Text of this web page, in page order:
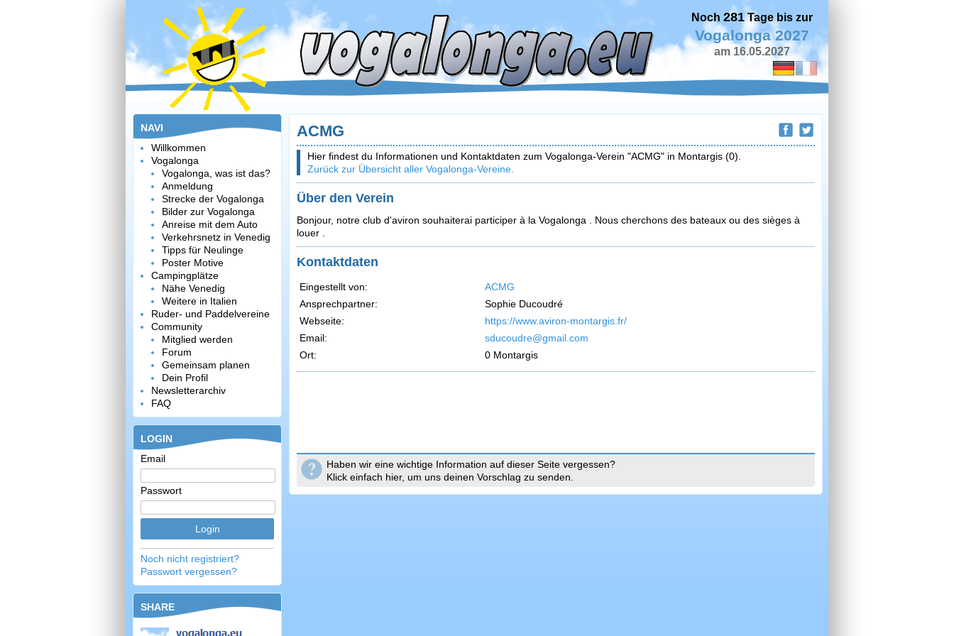
Noch 281Tage bis zur
Vogalonga 2027
am 16.05.2027
NAVI
Willkommen
Vogalonga
Vogalonga, was ist das?
Anmeldung
Strecke der Vogalonga
Bilder zur Vogalonga
Anreise mit dem Auto
Verkehrsnetz in Venedig
Tipps für Neulinge
Poster Motive
Campingplätze
Nähe Venedig
Weitere in Italien
Ruder- und Paddelvereine
Community
Mitglied werden
Forum
Gemeinsam planen
Dein Profil
Newsletterarchiv
FAQ
LOGIN
Email
Passwort
Noch nicht registriert?
Passwort vergessen?
SHARE
ACMG
Hier findest du Informationen und Kontaktdaten zum Vogalonga-Verein "ACMG" in Montargis (0).
Zurück zur Übersicht aller Vogalonga-Vereine.
Über den Verein
Bonjour, notre club d'aviron souhaiterai participer à la Vogalonga . Nous cherchons des bateaux ou des sièges à
louer .
Kontaktdaten
Eingestellt von:
ACMG
Ansprechpartner:
Sophie Ducoudré
Webseite:
https://www.aviron-montargis.fr/
Email:
sducoudre@gmail.com
Ort:
0 Montargis
Haben wir eine wichtige Information auf dieser Seite vergessen?
Klick einfach hier, um uns deinen Vorschlag zu senden.